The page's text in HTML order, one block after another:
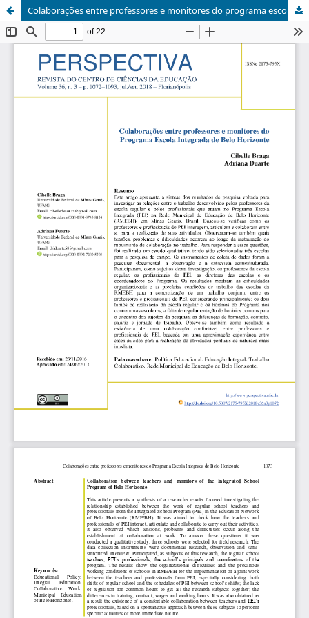
Colaborações entre professores e monitores do programa escola integrada de Belo Horizonte